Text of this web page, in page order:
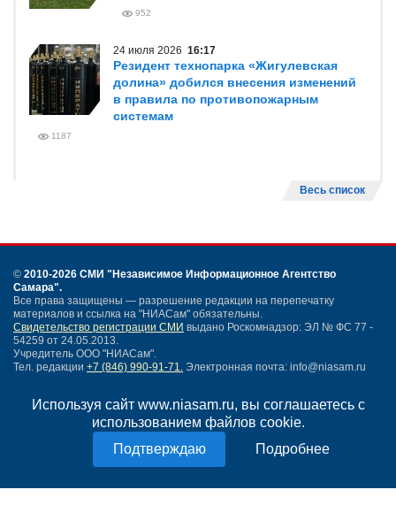
Используя сайт www.niasam.ru, вы соглашаетесь с
использованием файлов cookie.
Подробнее
952
24 июля 2026 16:17
Резидент технопарка «Жигулевская
долина» добился внесения изменений
в правила по противопожарным
системам
1187
Весь список
© 2010-2026 СМИ "Независимое Информационное Агентство
Самара".
Все права защищены — разрешение редакции на перепечатку
материалов и ссылка на "НИАСам" обязательны.
Свидетельство регистрации СМИ выдано Роскомнадзор: ЭЛ № ФС 77 -
54259 от 24.05.2013.
Учредитель ООО "НИАСам".
Тел. редакции +7 (846) 990-91-71. Электронная почта: info@niasam.ru
Карта сайта
Нашли ошибку?
Политика конфиденциальности
Согласие на обработку персональных данных